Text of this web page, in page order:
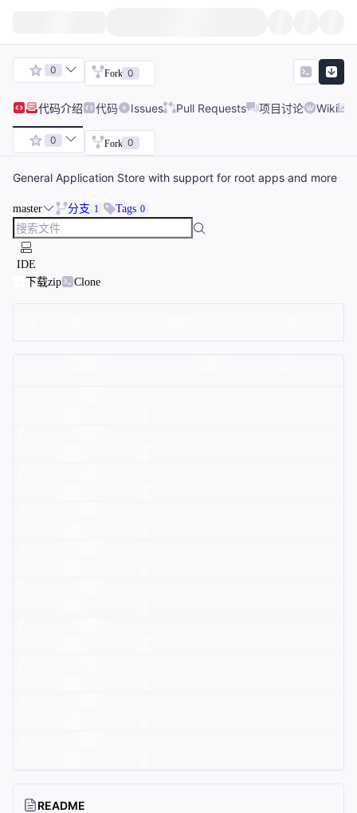
0 Fork 0
代码介绍 代码 Issues Pull Requests 项目讨论 Wiki
0 Fork 0
General Application Store with support for root apps and more
master 分支 1 Tags 0
IDE
下载zip
Clone
README